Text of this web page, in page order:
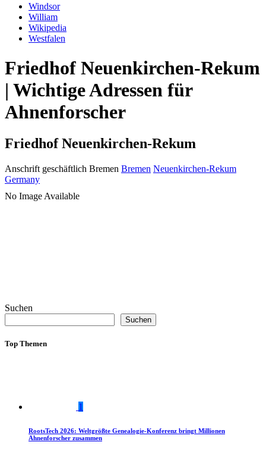
Windsor
William
Wikipedia
Westfalen
Friedhof Neuenkirchen-Rekum
| Wichtige Adressen für
Ahnenforscher
Friedhof Neuenkirchen-Rekum
Anschrift geschäftlich Bremen Bremen Neuenkirchen-Rekum
Germany
No Image Available
Suchen
Suchen
Top Themen
1
RootsTech 2026: Weltgrößte Genealogie-Konferenz bringt Millionen
Ahnenforscher zusammen